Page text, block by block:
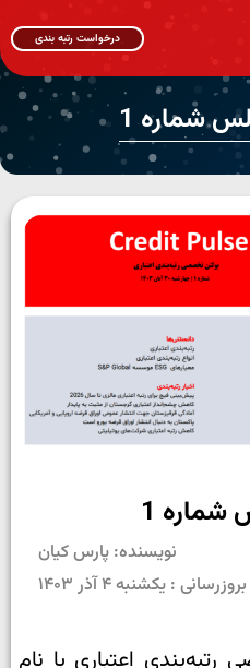
درخواست رتبه بندی
شماره 1
1
نویسنده: پارس کیان
: یکشنبه ۴ آذر ۱۴۰۳
اعتباری با نام